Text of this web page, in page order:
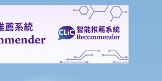
女童已达到法定年龄，我是否犯法？
童同意性交，我又是否犯法？
我是否要负上法律责任？
婚女童为使她与人性交